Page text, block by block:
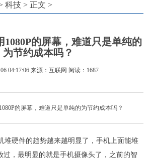
科技 > 正文 >
1080P的屏幕，难道只是单纯的
为节约成本吗？
04:17:06 来源：互联网 阅读：1687
的屏幕，难道只是单纯的为节约成本吗？
堆硬件的趋势越来越明显了，手机上面能堆
过，最明显的就是手机摄像头了，之前的智